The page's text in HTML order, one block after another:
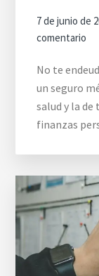
7 de junio de
comentario
No te
un seguro
salud y la de
finanzas